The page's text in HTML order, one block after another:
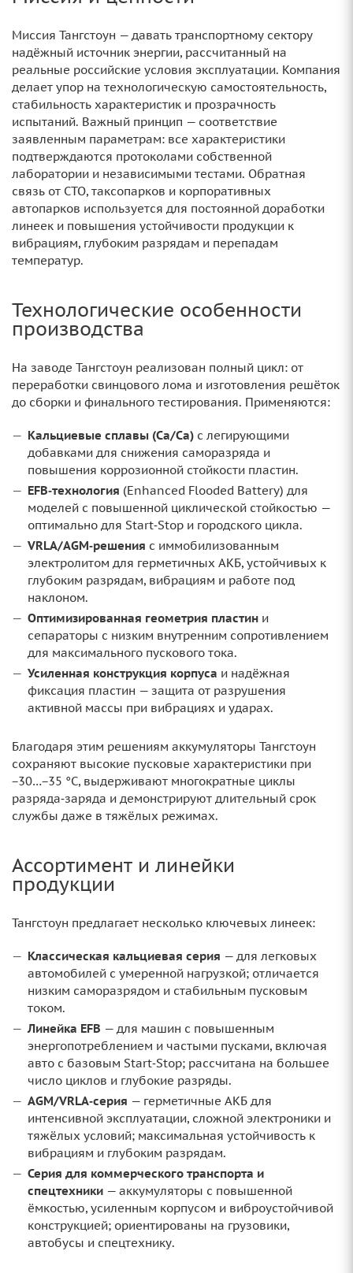
Миссия Тангстоун — давать транспортному сектору
надёжный источник энергии, рассчитанный на
реальные российские условия эксплуатации. Компания
делает упор на технологическую самостоятельность,
стабильность характеристик и прозрачность
испытаний. Важный принцип — соответствие
заявленным параметрам: все характеристики
подтверждаются протоколами собственной
лаборатории и независимыми тестами. Обратная
связь от СТО, таксопарков и корпоративных
автопарков используется для постоянной доработки
линеек и повышения устойчивости продукции к
вибрациям, глубоким разрядам и перепадам
температур.
Технологические особенности
производства
На заводе Тангстоун реализован полный цикл: от
переработки свинцового лома и изготовления решёток
до сборки и финального тестирования. Применяются:
Кальциевые сплавы (Ca/Ca) с легирующими
добавками для снижения саморазряда и
повышения коррозионной стойкости пластин.
EFB‑технология (Enhanced Flooded Battery) для
моделей с повышенной циклической стойкостью —
оптимально для Start‑Stop и городского цикла.
VRLA/AGM‑решения с иммобилизованным
электролитом для герметичных АКБ, устойчивых к
глубоким разрядам, вибрациям и работе под
наклоном.
Оптимизированная геометрия пластин и
сепараторы с низким внутренним сопротивлением
для максимального пускового тока.
Усиленная конструкция корпуса и надёжная
фиксация пластин — защита от разрушения
активной массы при вибрациях и ударах.
Благодаря этим решениям аккумуляторы Тангстоун
сохраняют высокие пусковые характеристики при
−30…−35 °C, выдерживают многократные циклы
разряда‑заряда и демонстрируют длительный срок
службы даже в тяжёлых режимах.
Ассортимент и линейки
продукции
Тангстоун предлагает несколько ключевых линеек:
Классическая кальциевая серия — для легковых
автомобилей с умеренной нагрузкой; отличается
низким саморазрядом и стабильным пусковым
током.
Линейка EFB — для машин с повышенным
энергопотреблением и частыми пусками, включая
авто с базовым Start‑Stop; рассчитана на большее
число циклов и глубокие разряды.
AGM/VRLA‑серия — герметичные АКБ для
интенсивной эксплуатации, сложной электроники и
тяжёлых условий; максимальная устойчивость к
вибрациям и глубоким разрядам.
Серия для коммерческого транспорта и
спецтехники — аккумуляторы с повышенной
ёмкостью, усиленным корпусом и виброустойчивой
конструкцией; ориентированы на грузовики,
автобусы и спецтехнику.